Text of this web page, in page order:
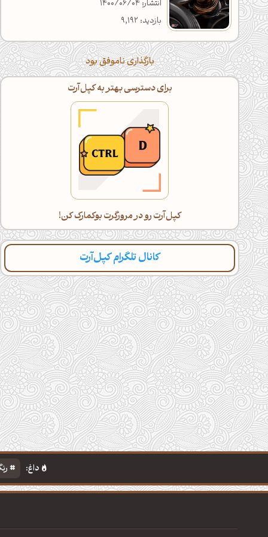
انتشار: 1400/06/04
بازدید: 9,192
بارگذاری ناموفق بود
برای دسترسی بهتر به کپل‌آرت
کپل‌آرت رو در مرورگرت بوکمارک کن!
کانال تلگرام کپل‌آرت
داغ: